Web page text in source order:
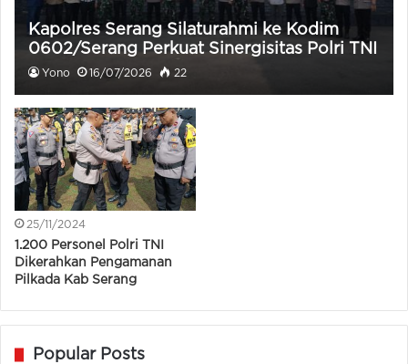
Kapolres Serang Silaturahmi ke Kodim
0602/Serang Perkuat Sinergisitas Polri TNI
Yono 16/07/2026 22
25/11/2024
1.200 Personel Polri TNI
Dikerahkan Pengamanan
Pilkada Kab Serang
Popular Posts